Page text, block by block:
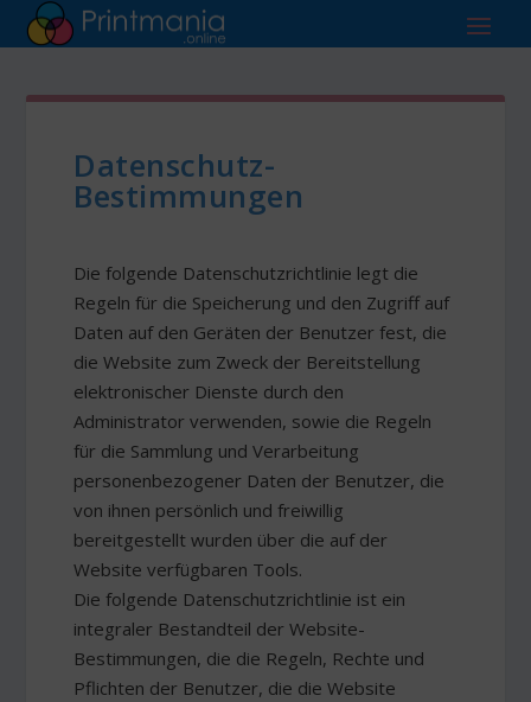
Datenschutz-
Bestimmungen
Die folgende Datenschutzrichtlinie legt die
Regeln für die Speicherung und den Zugriff auf
Daten auf den Geräten der Benutzer fest, die
die Website zum Zweck der Bereitstellung
elektronischer Dienste durch den
Administrator verwenden, sowie die Regeln
für die Sammlung und Verarbeitung
personenbezogener Daten der Benutzer, die
von ihnen persönlich und freiwillig
bereitgestellt wurden über die auf der
Website verfügbaren Tools.
Die folgende Datenschutzrichtlinie ist ein
integraler Bestandteil der Website-
Bestimmungen, die die Regeln, Rechte und
Pflichten der Benutzer, die die Website